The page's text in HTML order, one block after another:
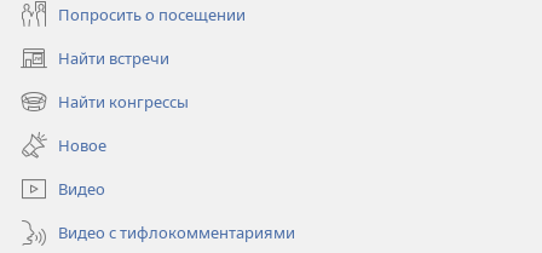
Попросить о посещении
Найти встречи
(открывается
в
новом
окне)
Найти конгрессы
(открывается
новом
окне)
Новое
Видео
Видео с тифлокомментариями